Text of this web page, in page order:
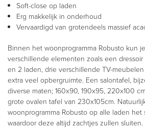
Soft-close op laden
Erg makkelijk in onderhoud
Vervaardigd van grotendeels massief
Binnen het woonprogramma Robusto kun
verschillende elementen zoals een
en 2 laden, drie verschillende TV-
extra veel opbergruimte. Een salontafel,
diverse maten; 160x90, 190x95, 220x100
grote ovalen tafel van 230x105cm.
woonprogramma Robusto op alle laden het
waardoor deze altijd zachtjes zullen sluiten.